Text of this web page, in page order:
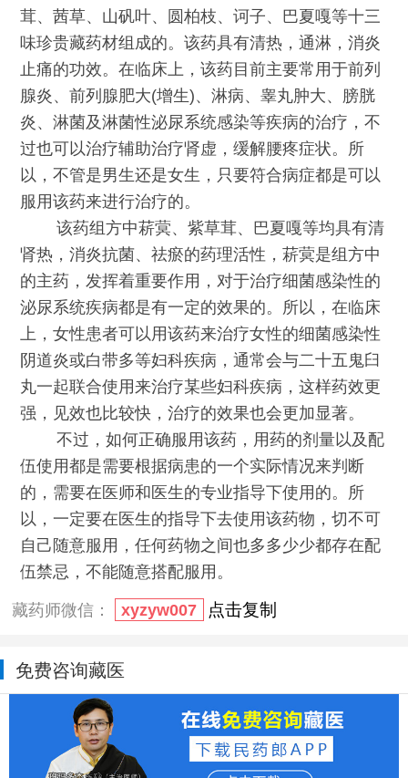
茸、茜草、山矾叶、圆柏枝、诃子、巴夏嘎等十三
味珍贵藏药材组成的。该药具有清热，通淋，消炎
止痛的功效。在临床上，该药目前主要常用于前列
腺炎、前列腺肥大(增生)、淋病、睾丸肿大、膀胱
炎、淋菌及淋菌性泌尿系统感染等疾病的治疗，不
过也可以治疗辅助治疗肾虚，缓解腰疼症状。所
以，不管是男生还是女生，只要符合病症都是可以
服用该药来进行治疗的。
该药组方中菥蓂、紫草茸、巴夏嘎等均具有清
肾热，消炎抗菌、祛瘀的药理活性，菥蓂是组方中
的主药，发挥着重要作用，对于治疗细菌感染性的
泌尿系统疾病都是有一定的效果的。所以，在临床
上，女性患者可以用该药来治疗女性的细菌感染性
阴道炎或白带多等妇科疾病，通常会与二十五鬼臼
丸一起联合使用来治疗某些妇科疾病，这样药效更
强，见效也比较快，治疗的效果也会更加显著。
不过，如何正确服用该药，用药的剂量以及配
伍使用都是需要根据病患的一个实际情况来判断
的，需要在医师和医生的专业指导下使用的。所
以，一定要在医生的指导下去使用该药物，切不可
自己随意服用，任何药物之间也多多少少都存在配
伍禁忌，不能随意搭配服用。
藏药师微信： xyzyw007 点击复制
免费咨询藏医